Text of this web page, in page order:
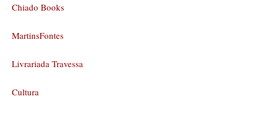
Chiado Books
MartinsFontes
Livrariada Travessa
Cultura